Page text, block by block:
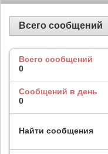
Всего сообщений
Всего сообщений
0
Сообщений в день
0
Найти сообщения